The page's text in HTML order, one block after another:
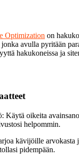
Optimization on
avulla pyritään
hakukoneissa ja
Käytä oikeita
helpommin.
kävijöille arvokasta
pidempään.